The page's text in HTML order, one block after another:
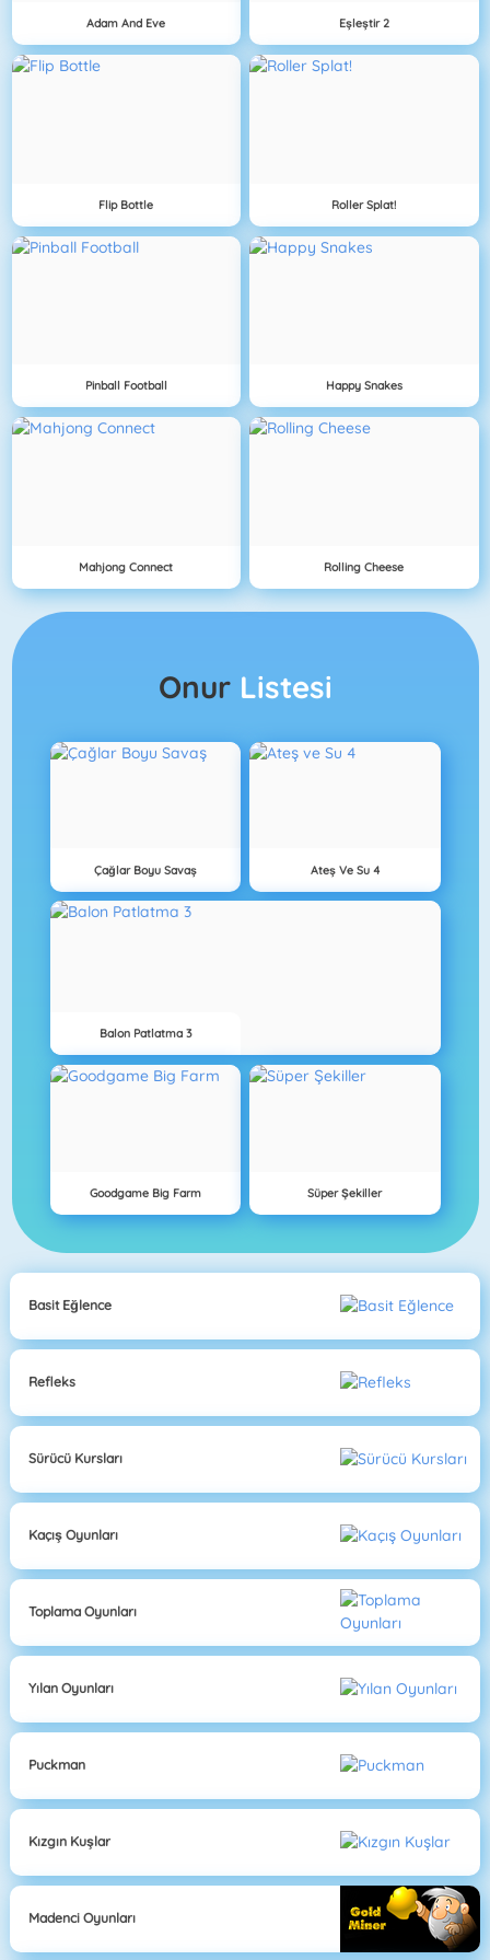
Adam And Eve Eşleştir 2
Flip Bottle Roller Splat!
Pinball Football Happy Snakes
Mahjong Connect Rolling Cheese
Onur Listesi
Çağlar Boyu Savaş Ateş Ve Su 4
Balon Patlatma 3
Goodgame Big Farm Süper Şekiller
Basit Eğlence
Refleks
Sürücü Kursları
Kaçış Oyunları
Toplama Oyunları
Yılan Oyunları
Puckman
Kızgın Kuşlar
Madenci Oyunları